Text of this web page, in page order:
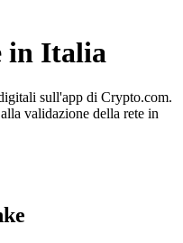
in Italia
sull'app di Crypto.com.
validazione della rete in